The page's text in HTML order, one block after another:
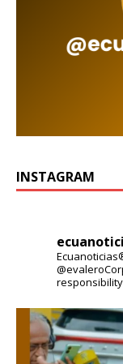
INSTAGRAM